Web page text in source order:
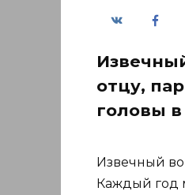
отцу,
головы
Извечный
Каждый год